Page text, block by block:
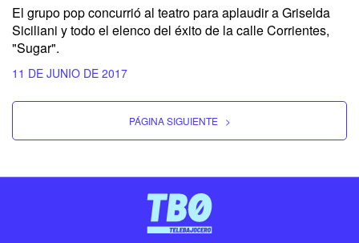
El grupo pop concurrió al teatro para aplaudir a Griselda
Siciliani y todo el elenco del éxito de la calle Corrientes,
"Sugar".
11 DE JUNIO DE 2017
PÁGINA SIGUIENTE >